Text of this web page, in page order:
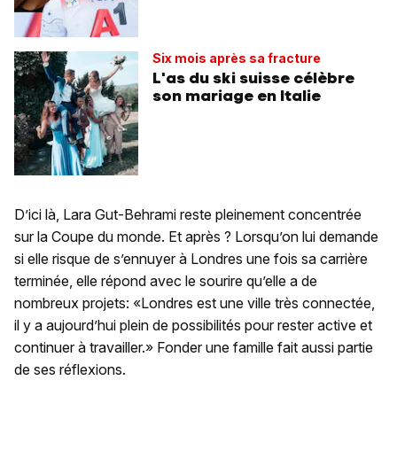
Six mois après sa fracture
L'as du ski suisse célèbre
son mariage en Italie
D’ici là, Lara Gut-Behrami reste pleinement concentrée
sur la Coupe du monde. Et après ? Lorsqu’on lui demande
si elle risque de s’ennuyer à Londres une fois sa carrière
terminée, elle répond avec le sourire qu’elle a de
nombreux projets: «Londres est une ville très connectée,
il y a aujourd’hui plein de possibilités pour rester active et
continuer à travailler.» Fonder une famille fait aussi partie
de ses réflexions.